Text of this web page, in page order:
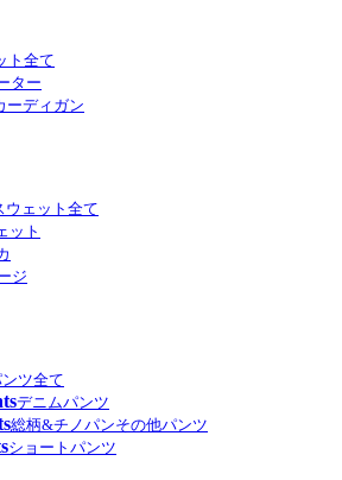
ト全て
ター
ーディガン
ウェット全て
ット
ジ
ツ全て
デニムパンツ
総柄&チノパンその他パンツ
ショートパンツ